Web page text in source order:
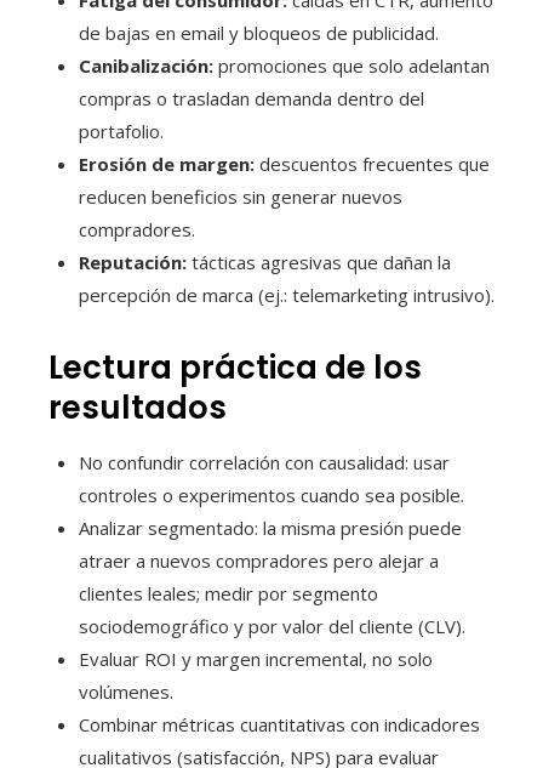
de bajas en email y bloqueos de publicidad.
Canibalización: promociones que solo adelantan
compras o trasladan demanda dentro del
portafolio.
Erosión de margen: descuentos frecuentes que
reducen beneficios sin generar nuevos
compradores.
Reputación: tácticas agresivas que dañan la
percepción de marca (ej.: telemarketing intrusivo).
Lectura práctica de los
resultados
No confundir correlación con causalidad: usar
controles o experimentos cuando sea posible.
Analizar segmentado: la misma presión puede
atraer a nuevos compradores pero alejar a
clientes leales; medir por segmento
sociodemográfico y por valor del cliente (CLV).
Evaluar ROI y margen incremental, no solo
volúmenes.
Combinar métricas cuantitativas con indicadores
cualitativos (satisfacción, NPS) para evaluar